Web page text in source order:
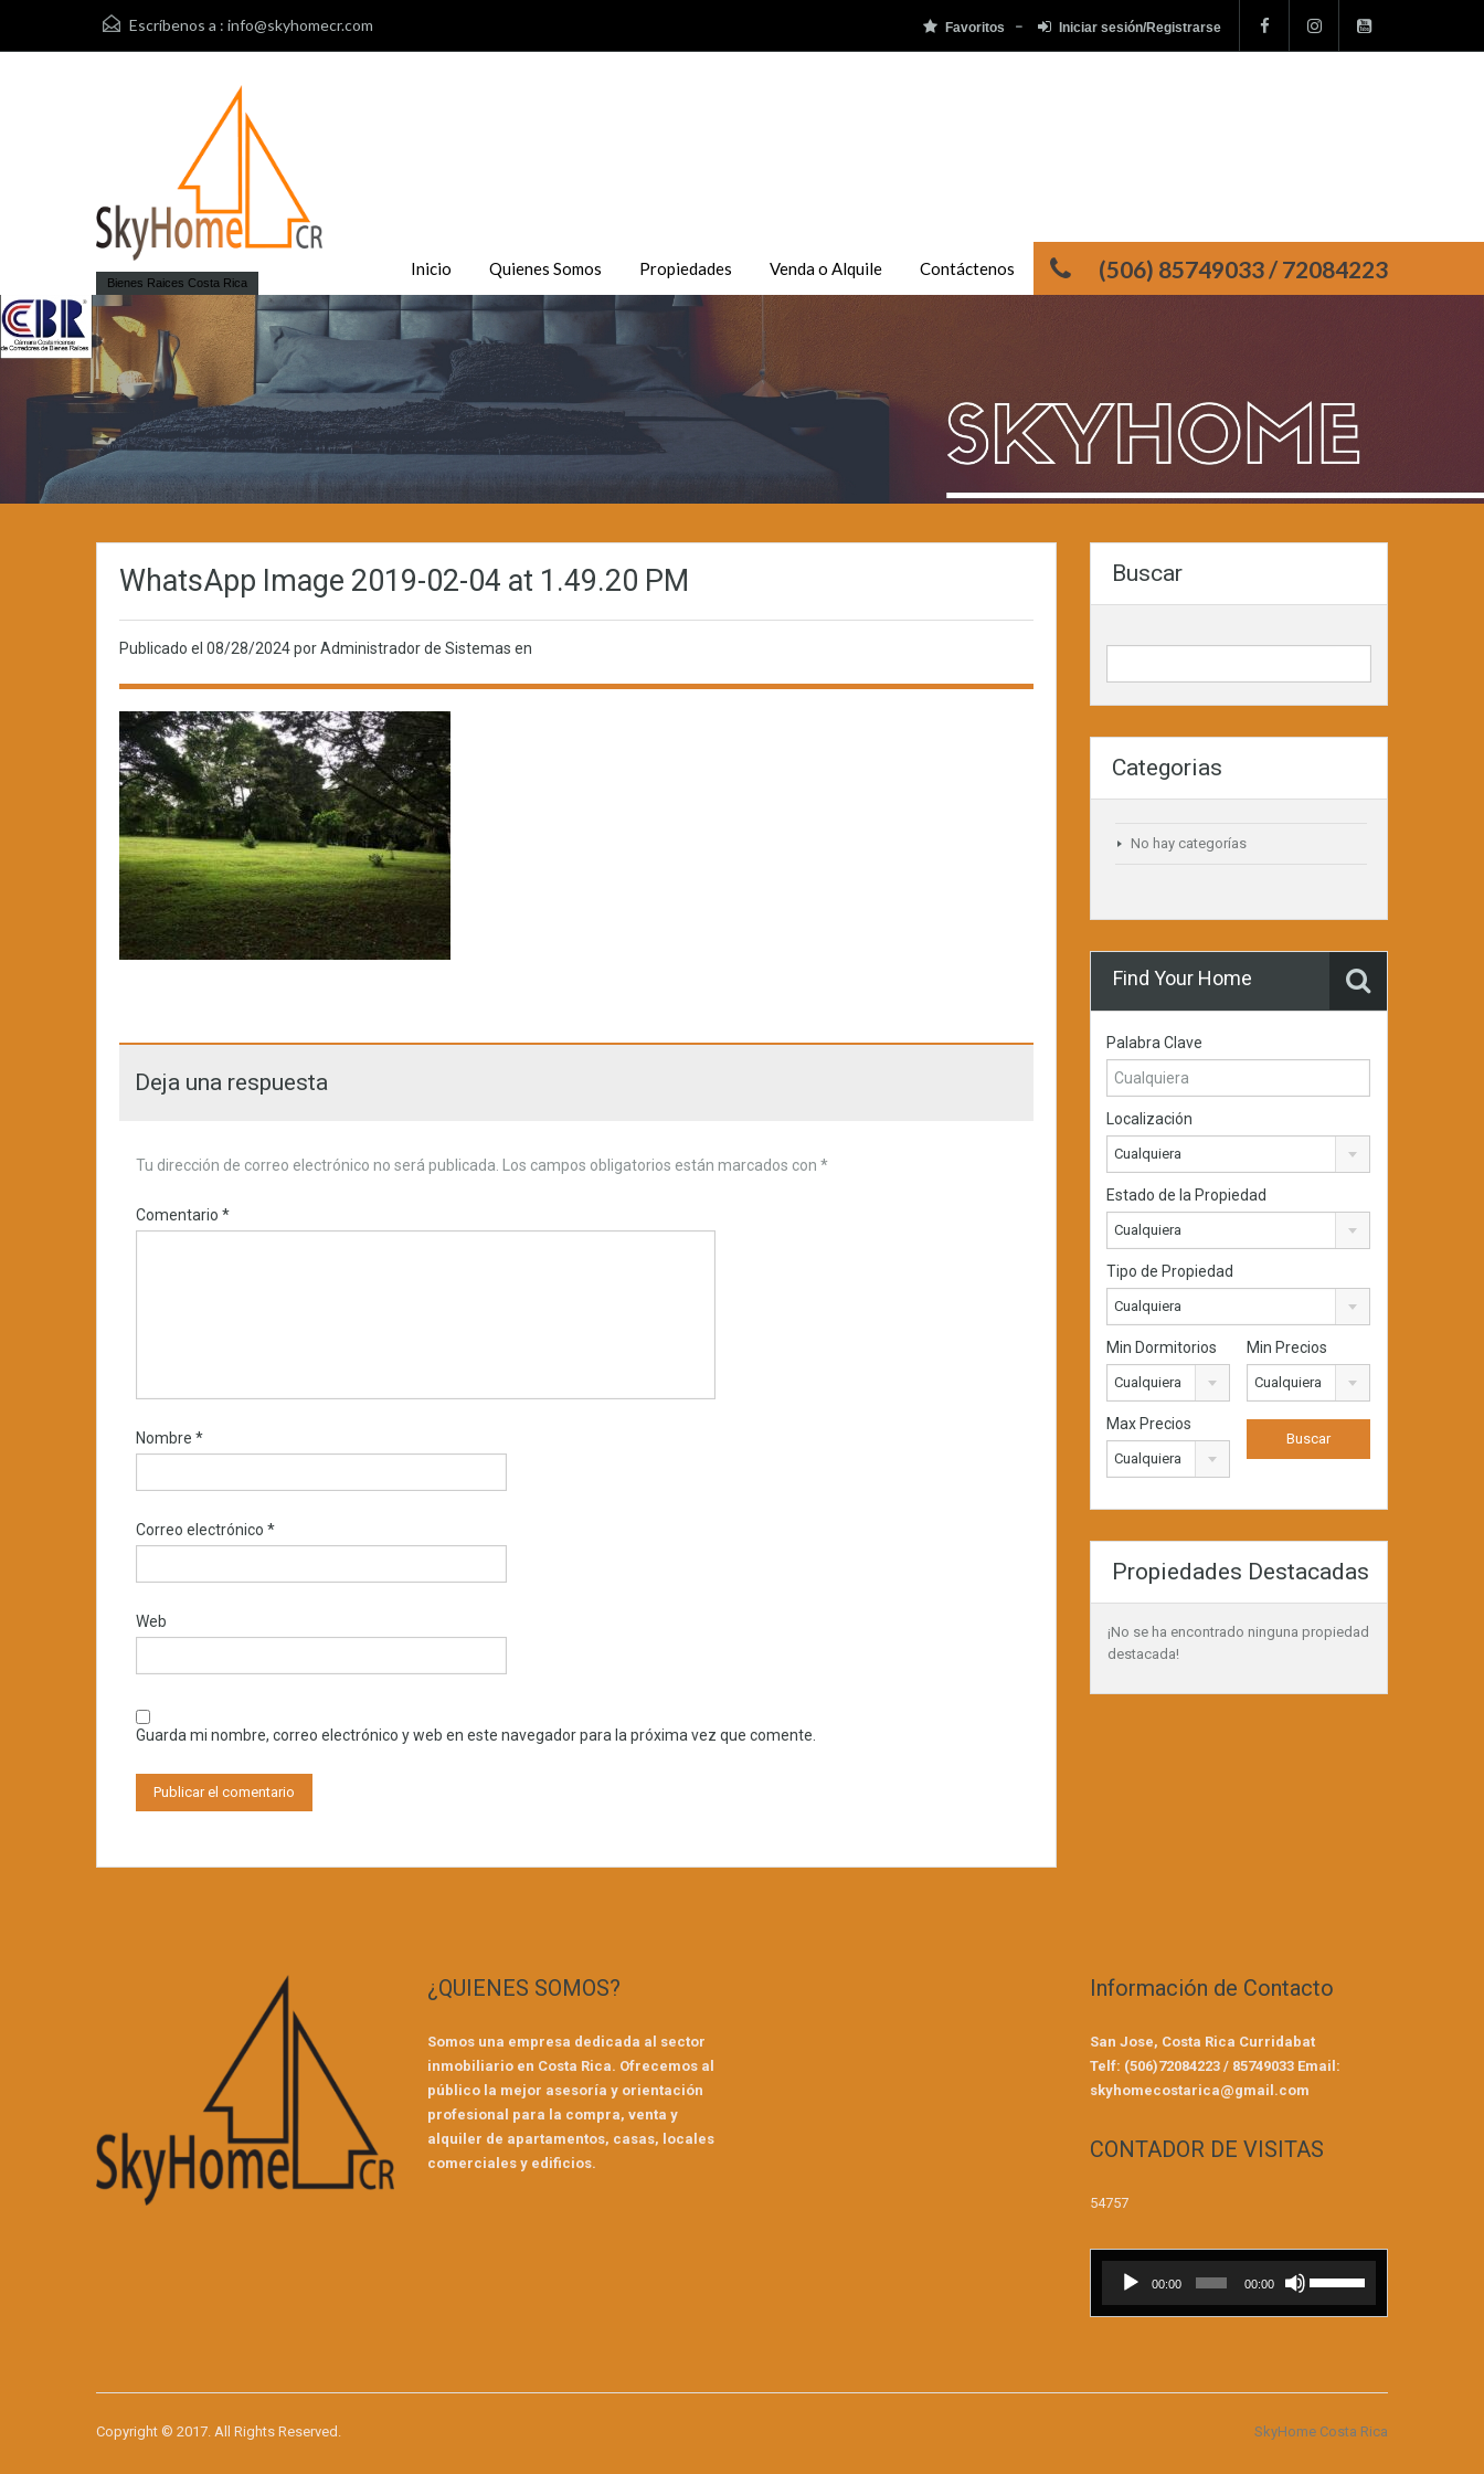
Escríbenos a : info@skyhomecr.com Favoritos Iniciar sesión/Registrarse
Bienes Raices Costa Rica (506) 85749033 / 72084223
Inicio Quienes Somos Propiedades Venda o Alquile Contáctenos
WhatsApp Image 2019-02-04 at 1.49.20 PM
Publicado el 08/28/2024por Administrador de Sistemas en
Deja una respuesta
Tu dirección de correo electrónico no será publicada. Los campos obligatorios están marcados con *
Comentario *
Nombre *
Correo electrónico *
Web
Guarda mi nombre, correo electrónico y web en este navegador para la próxima vez que comente.
Buscar
Categorias
No hay categorías
Find Your Home
Palabra Clave
Localización
Cualquiera
Estado de la Propiedad
Cualquiera
Tipo de Propiedad
Cualquiera
Min Dormitorios
Cualquiera
Min Precios
Cualquiera
Max Precios
Cualquiera
Propiedades Destacadas
¡No se ha encontrado ninguna propiedad
destacada!
¿QUIENES SOMOS?
Somos una empresa dedicada al sector
inmobiliario en Costa Rica. Ofrecemos al
público la mejor asesoría y orientación
profesional para la compra, venta y
alquiler de apartamentos, casas, locales
comerciales y edificios.
Información de Contacto
San Jose, Costa Rica Curridabat
Telf: (506)72084223 / 85749033 Email:
skyhomecostarica@gmail.com
CONTADOR DE VISITAS
54757
Reproductor
audio
00:00 00:00
teclas
arriba/abajo
aumentar
Copyright © 2017. All Rights Reserved. SkyHome Costa Rica